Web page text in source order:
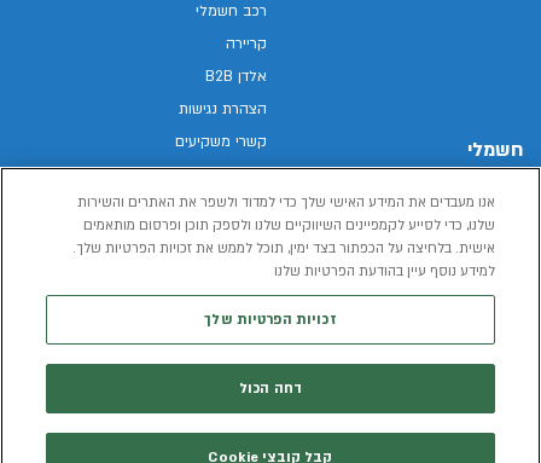
חשמלי
רכב חשמלי
הכל על רכב חשמלי
רכב חשמלי
קריירה
אלדן B2B
הצהרת נגישות
קשרי משקיעים
מפת האתר
מדיניות פרטיות
תנאי שימוש
המידע שיימסר על ידך במהלך השימוש באתר יישמר וישמש את אלדן, או צד שלישי,
אנו מעבדים את המידע האישי שלך כדי למדוד ולשפר את האתרים והשירות
שלנו, כדי לסייע לקמפיינים השיווקיים שלנו ולספק תוכן ופרסום מותאמים
אישית. בלחיצה על הכפתור בצד ימין, תוכל לממש את זכויות הפרטיות שלך.
למידע נוסף עיין בהודעת הפרטיות שלנו
זכויות הפרטיות שלך
דחה הכול
קבל קובצי Cookie